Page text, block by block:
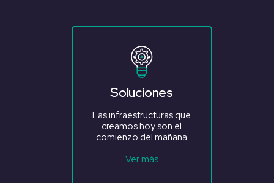
Soluciones
Las infraestructuras que
creamos hoy son el
comienzo del mañana
Ver más